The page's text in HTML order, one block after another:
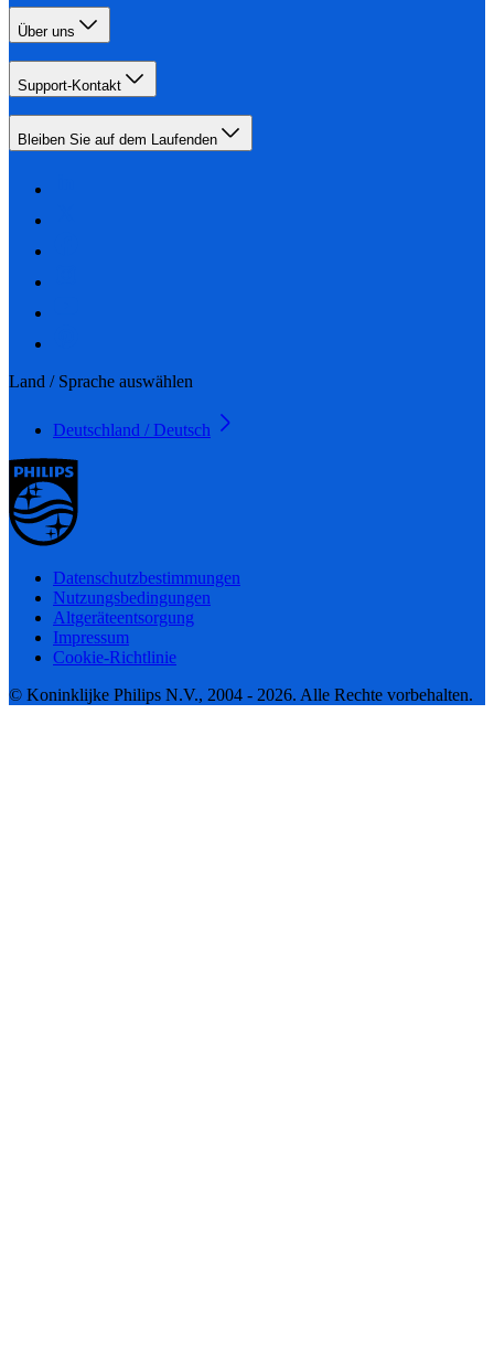
Über uns
Support-Kontakt
Bleiben Sie auf dem Laufenden
Land / Sprache auswählen
Deutschland / Deutsch
Datenschutzbestimmungen
Nutzungsbedingungen
Altgeräteentsorgung
Impressum
Cookie-Richtlinie
© Koninklijke Philips N.V., 2004 - 2026. Alle Rechte vorbehalten.